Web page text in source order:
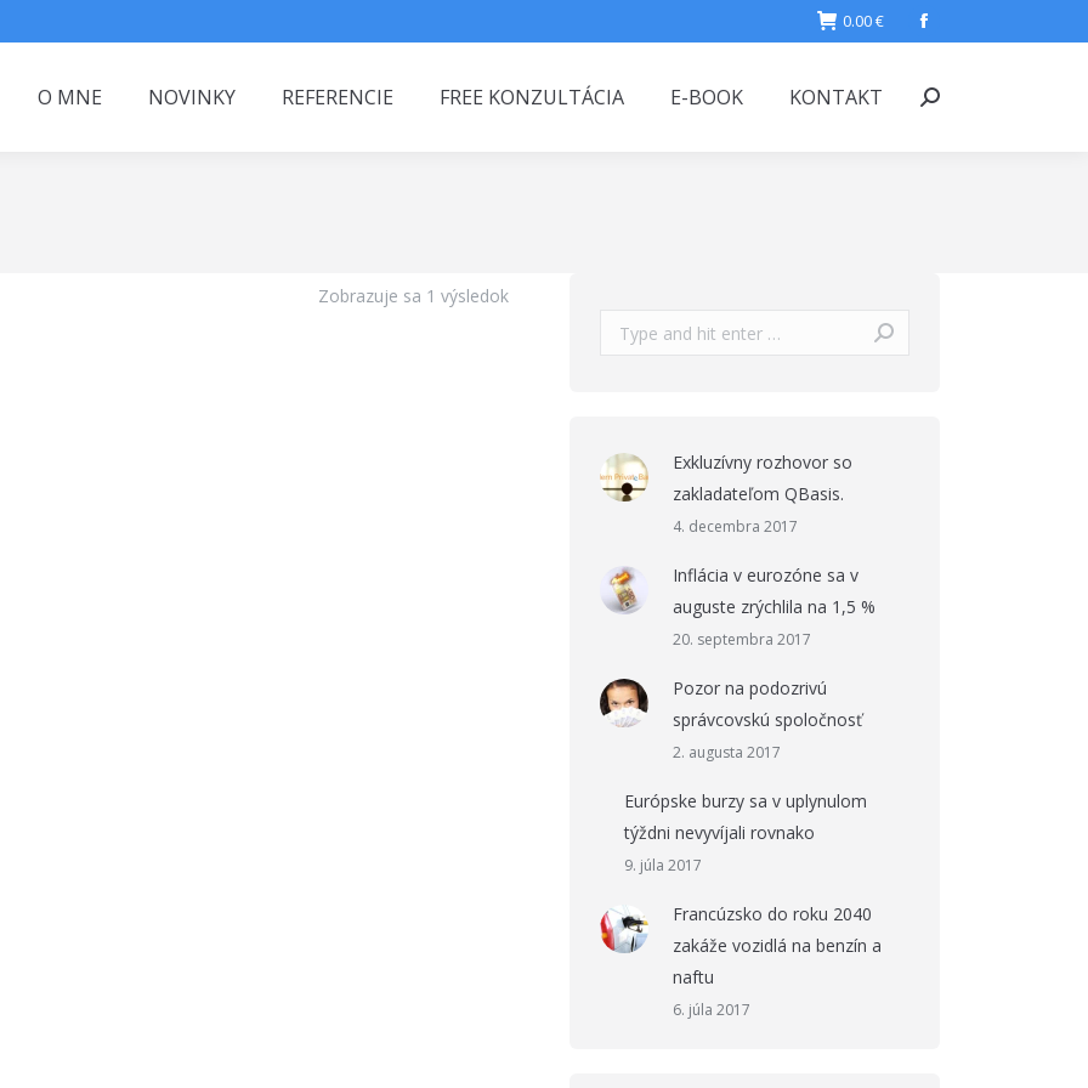
0.00€
Facebook
O MNE NOVINKY REFERENCIE FREE KONZULTÁCIA E-BOOK KONTAKT Search:
Zobrazuje sa 1 výsledok
Search:
Exkluzívny rozhovor so
zakladateľom QBasis.
4. decembra 2017
Inflácia v eurozóne sa v
auguste zrýchlila na 1,5 %
20. septembra 2017
Pozor na podozrivú
správcovskú spoločnosť
2. augusta 2017
Európske burzy sa v uplynulom
týždni nevyvíjali rovnako
9. júla 2017
Francúzsko do roku 2040
zakáže vozidlá na benzín a
naftu
6. júla 2017